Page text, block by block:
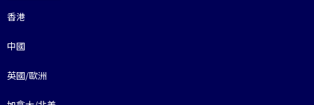
香港
中國
英國/歐洲